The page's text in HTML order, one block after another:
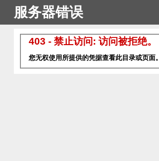
服务器错误
403 - 禁止访问: 访问被拒绝。
您无权使用所提供的凭据查看此目录或页面。